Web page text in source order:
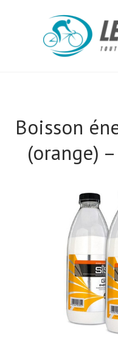
Boisson
(orange)
Tests de produits
Tous nos articles